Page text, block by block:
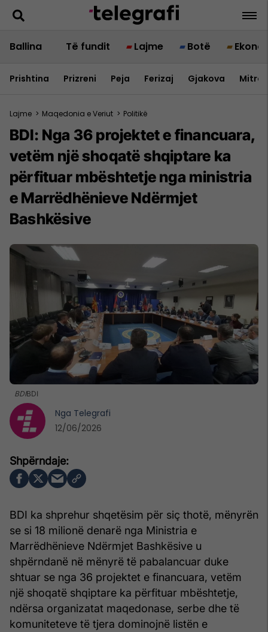
Ballina Të fundit Lajme Botë
Prishtina Prizreni Peja Ferizaj Gjakova
Lajme > Maqedonia e Veriut > Politikë
BDI: Nga 36 projektet e financuara,
vetëm një shoqatë shqiptare ka
përfituar mbështetje nga ministria
e Marrëdhënieve Ndërmjet
Bashkësive
BDIBDI
BDI ka shprehur shqetësim për siç thotë, mënyrën
se si 18 milionë denarë nga Ministria e
Marrëdhënieve Ndërmjet Bashkësive u
shpërndanë në mënyrë të pabalancuar duke
shtuar se nga 36 projektet e financuara, vetëm
një shoqatë shqiptare ka përfituar mbështetje,
ndërsa organizatat maqedonase, serbe dhe të
komuniteteve të tjera dominojnë listën e
Nga Telegrafi
12/06/2026